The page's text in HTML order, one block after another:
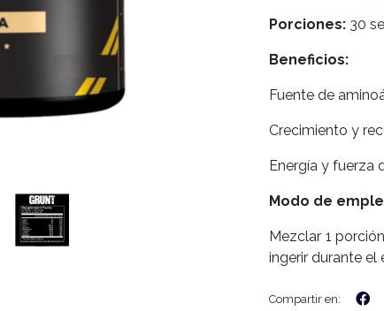
Porciones: 30
Beneficios:
Fuente de
Crecimiento y
Energía y fuerza
Modo de
Mezclar 1
ingerir durante el
Compartir en: